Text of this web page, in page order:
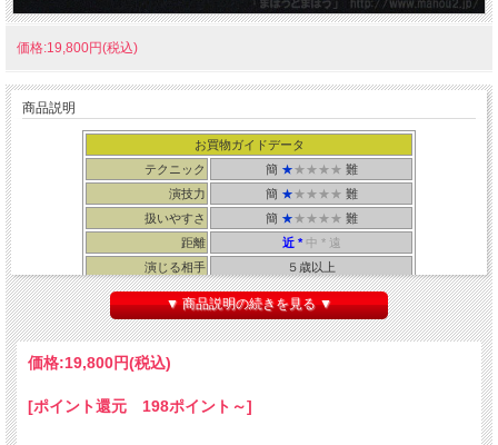
価格:19,800円(税込)
商品説明
お買物ガイドデータ
テクニック
簡 ★★★★★ 難
演技力
簡 ★★★★★ 難
扱いやすさ
簡 ★★★★★ 難
距離
近 *中 * 遠
演じる相手
５歳以上
所要時間
３０秒～１分
・製作：Johnson ・解説書：Tenyo
▼ 商品説明の続きを見る ▼
価格:19,800円(税込)
[ポイント還元 198ポイント～]